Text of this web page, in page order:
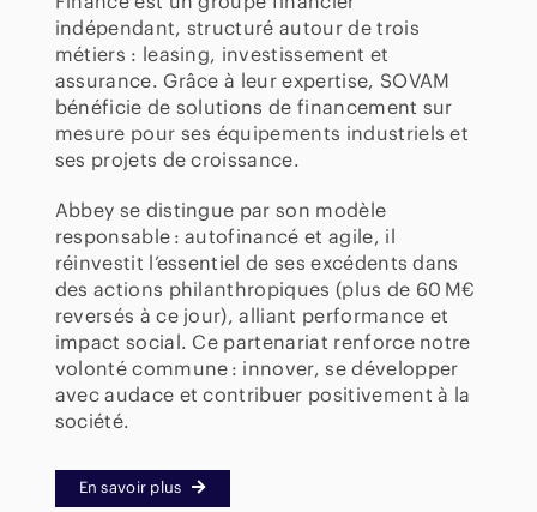
indépendant, structuré autour de trois
métiers : leasing, investissement et
assurance. Grâce à leur expertise, SOVAM
bénéficie de solutions de financement sur
mesure pour ses équipements industriels et
ses projets de croissance.
Abbey se distingue par son modèle
responsable : autofinancé et agile, il
réinvestit l’essentiel de ses excédents dans
des actions philanthropiques (plus de 60 M€
reversés à ce jour), alliant performance et
impact social. Ce partenariat renforce notre
volonté commune : innover, se développer
avec audace et contribuer positivement à la
société.
En savoir plus